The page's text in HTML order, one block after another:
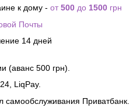
к дому - от500 до 1500 грн
Почты
14 дней
(аванс 500 грн).
LiqPay.
самообслуживания Приватбанк.